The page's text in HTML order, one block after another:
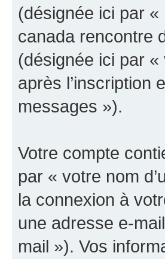
(désignée ici par «
canada rencontre
(désignée ici par
après l’inscription
messages »).
Votre compte
par « votre nom
la connexion à
une adresse e-
mail »). Vos